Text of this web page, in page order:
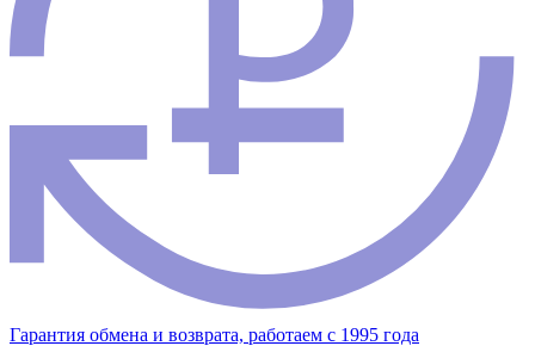
Гарантия обмена и возврата, работаем с 1995 года